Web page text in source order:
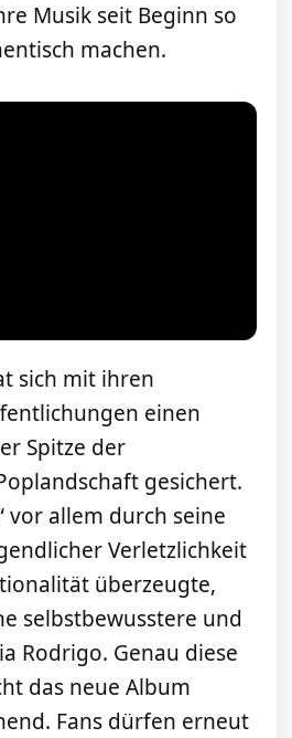
Musik seit Beginn so
machen.
sich mit ihren
einen
Spitze der
gesichert.
vor allem durch seine
Verletzlichkeit
überzeugte,
selbstbewusstere und
Rodrigo. Genau diese
das neue Album
Fans dürfen erneut